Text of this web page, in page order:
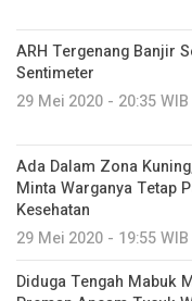
ARH Tergenang Banjir
Sentimeter
29 Mei 2020 - 20:35 WIB
Ada Dalam Zona
Minta Warganya Tetap
Kesehatan
29 Mei 2020 - 19:55 WIB
Diduga Tengah Mabuk